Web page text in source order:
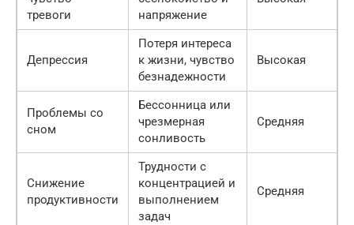
тревоги
напряжение
Депрессия
Потеря интереса
к жизни, чувство
безнадежности
Высокая
Проблемы со
сном
Бессонница или
чрезмерная
сонливость
Средняя
Снижение
продуктивности
Трудности с
концентрацией и
выполнением
задач
Средняя